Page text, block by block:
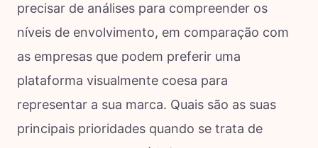
precisar de análises para compreender os
níveis de envolvimento, em comparação com
as empresas que podem preferir uma
plataforma visualmente coesa para
representar a sua marca. Quais são as suas
principais prioridades quando se trata de